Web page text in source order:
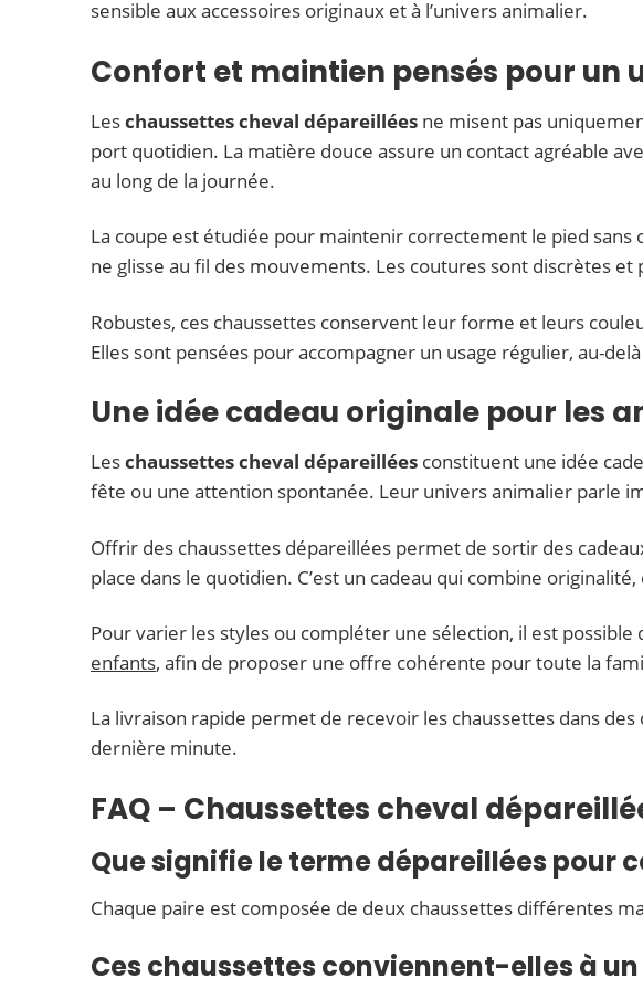
sensible aux accessoires originaux et à l’univers animalier.
Confort et maintien pensés pour un
Leschaussettes cheval dépareillées ne misent pas
port quotidien. La matière douce assure un contact agréable
au long de la journée.
La coupe est étudiée pour maintenir correctement le pied
ne glisse au fil des mouvements. Les coutures sont discrètes
Robustes, ces chaussettes conservent leur forme et leurs
Elles sont pensées pour accompagner un usage régulier, au-
Une idée cadeau originale pour les
Leschaussettes cheval dépareillées constituent une idée
fête ou une attention spontanée. Leur univers animalier parle
Offrir des chaussettes dépareillées permet de sortir des
place dans le quotidien. C’est un cadeau qui combine
Pour varier les styles ou compléter une sélection, il est
enfants, afin de proposer une offre cohérente pour toute la
La livraison rapide permet de recevoir les chaussettes dans
dernière minute.
FAQ – Chaussettes cheval
Que signifie le terme dépareillées pour
Chaque paire est composée de deux chaussettes différentes
Ces chaussettes conviennent-elles à